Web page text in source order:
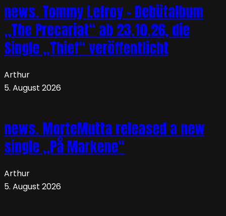
news. Tommy Lefroy – Debütalbum
„The Precariat“ ab 23.10.26, die
Single „Thief“ veröffentlicht
Arthur
5. August 2026
news. MorteMutta released a new
single „På Markene“
Arthur
5. August 2026